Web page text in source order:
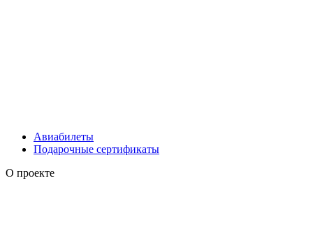
Авиабилеты
Подарочные сертификаты
О проекте